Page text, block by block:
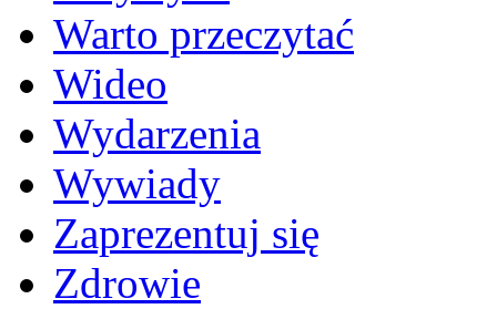
Warto przeczytać
Wideo
Wydarzenia
Wywiady
Zaprezentuj się
Zdrowie